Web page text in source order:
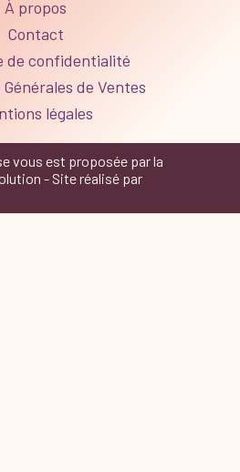
À propos
Contact
de confidentialité
de Ventes
légales
vous est proposée par la
- Site réalisé par